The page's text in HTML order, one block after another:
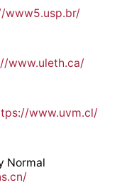
www5.usp.br/
www.uleth.ca/
www.uvm.cl/
Normal